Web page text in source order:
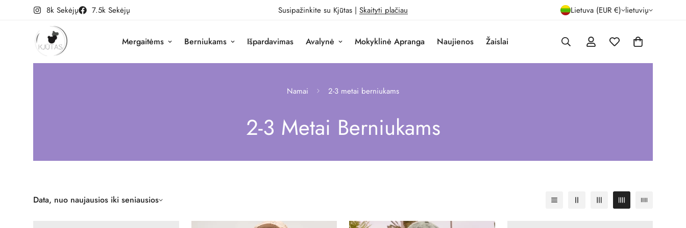
7.5k Sekėjų
8k Sekėjų Susipažinkite su Kjūtas | Skaityti plačiau Lietuva (EUR €) lietuvių
Mergaitėms Berniukams Išpardavimas Avalynė Mokyklinė Apranga Naujienos Žaislai
Namai 2-3 metai berniukams
2-3 Metai Berniukams
Data, nuo naujausios iki seniausios